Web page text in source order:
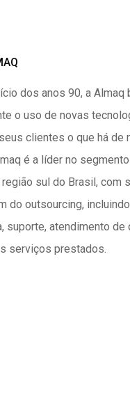
dos anos 90, a Almaq
o uso de novas
clientes o que há de
é a líder no
sul do Brasil, com
do outsourcing,
suporte, atendimento de
serviços prestados.